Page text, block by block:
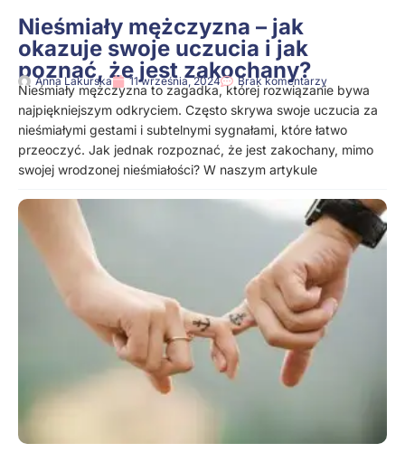
Nieśmiały mężczyzna – jak
okazuje swoje uczucia i jak
poznać, że jest zakochany?
Anna Lakurska 11 września, 2024 Brak komentarzy
Nieśmiały mężczyzna to zagadka, której rozwiązanie bywa
najpiękniejszym odkryciem. Często skrywa swoje uczucia za
nieśmiałymi gestami i subtelnymi sygnałami, które łatwo
przeoczyć. Jak jednak rozpoznać, że jest zakochany, mimo
swojej wrodzonej nieśmiałości? W naszym artykule